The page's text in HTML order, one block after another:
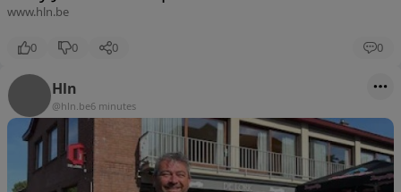
www.hln.be
0 0 0 0
Hln
@hln.be6 minutes